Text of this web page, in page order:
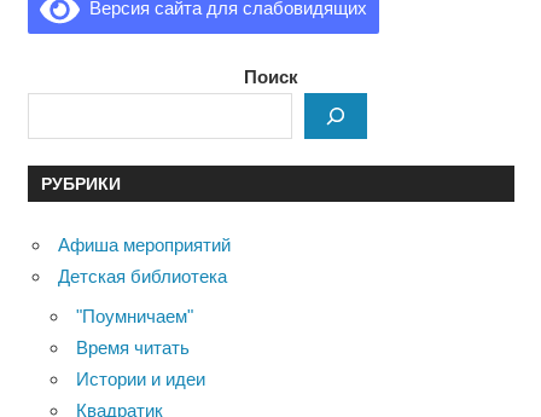
Версия сайта для слабовидящих
Поиск
РУБРИКИ
Афиша мероприятий
Детская библиотека
"Поумничаем"
Время читать
Истории и идеи
Квадратик